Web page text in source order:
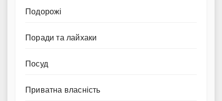
Подорожі
Поради та лайхаки
Посуд
Приватна власність